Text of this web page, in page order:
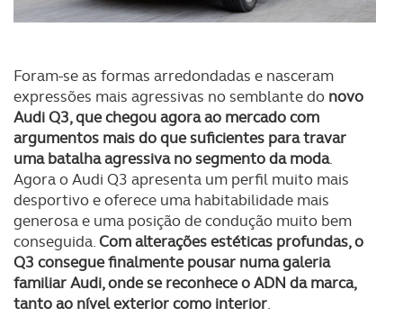
Foram-se as formas arredondadas e nasceram
expressões mais agressivas no semblante do novo
Audi Q3, que chegou agora ao mercado com
argumentos mais do que suficientes para travar
uma batalha agressiva no segmento da moda.
Agora o Audi Q3 apresenta um perfil muito mais
desportivo e oferece uma habitabilidade mais
generosa e uma posição de condução muito bem
conseguida.Com alterações estéticas profundas, o
Q3 consegue finalmente pousar numa galeria
familiar Audi, onde se reconhece o ADN da marca,
tanto ao nível exterior como interior.